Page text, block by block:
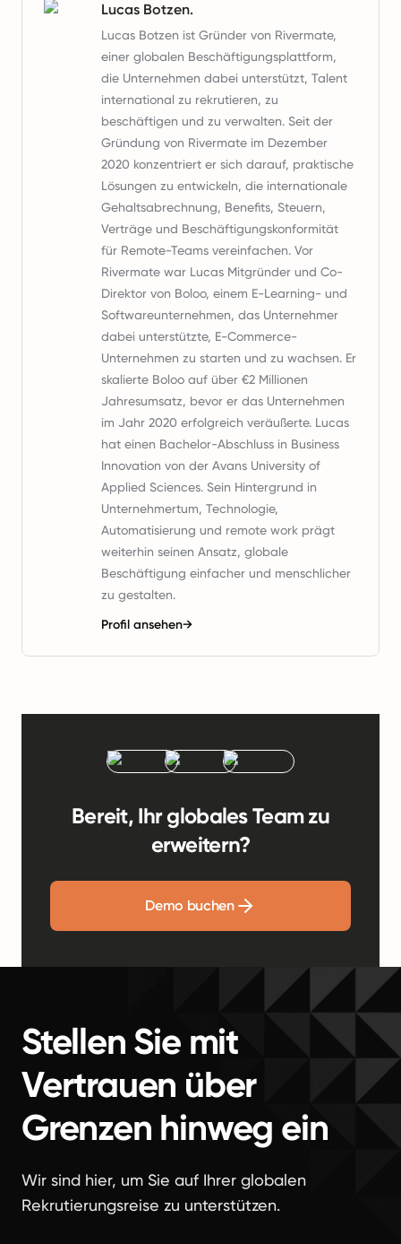
Lucas Botzen.
Lucas Botzen ist Gründer von Rivermate,
einer globalen Beschäftigungsplattform,
die Unternehmen dabei unterstützt, Talent
international zu rekrutieren, zu
beschäftigen und zu verwalten. Seit der
Gründung von Rivermate im Dezember
2020 konzentriert er sich darauf, praktische
Lösungen zu entwickeln, die internationale
Gehaltsabrechnung, Benefits, Steuern,
Verträge und Beschäftigungskonformität
für Remote-Teams vereinfachen. Vor
Rivermate war Lucas Mitgründer und Co-
Direktor von Boloo, einem E-Learning- und
Softwareunternehmen, das Unternehmer
dabei unterstützte, E-Commerce-
Unternehmen zu starten und zu wachsen. Er
skalierte Boloo auf über €2 Millionen
Jahresumsatz, bevor er das Unternehmen
im Jahr 2020 erfolgreich veräußerte. Lucas
hat einen Bachelor-Abschluss in Business
Innovation von der Avans University of
Applied Sciences. Sein Hintergrund in
Unternehmertum, Technologie,
Automatisierung und remote work prägt
weiterhin seinen Ansatz, globale
Beschäftigung einfacher und menschlicher
zu gestalten.
Profil ansehen→
Bereit, Ihr globales Team zu
erweitern?
Demo buchen
Stellen Sie mit
Vertrauen über
Grenzen hinweg ein
Wir sind hier, um Sie auf Ihrer globalen
Rekrutierungsreise zu unterstützen.